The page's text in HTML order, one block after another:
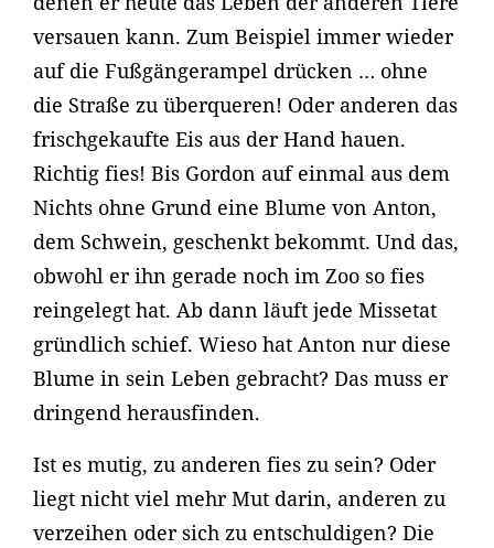
versauen kann. Zum Beispiel immer wieder
auf die Fußgängerampel drücken … ohne
die Straße zu überqueren! Oder anderen das
frischgekaufte Eis aus der Hand hauen.
Richtig fies! Bis Gordon auf einmal aus dem
Nichts ohne Grund eine Blume von Anton,
dem Schwein, geschenkt bekommt. Und das,
obwohl er ihn gerade noch im Zoo so fies
reingelegt hat. Ab dann läuft jede Missetat
gründlich schief. Wieso hat Anton nur diese
Blume in sein Leben gebracht? Das muss er
dringend herausfinden.
Ist es mutig, zu anderen fies zu sein? Oder
liegt nicht viel mehr Mut darin, anderen zu
verzeihen oder sich zu entschuldigen? Die